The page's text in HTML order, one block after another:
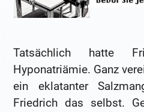
Tatsächlich hatte
Hyponatriämie. Ganz
ein eklatanter
Friedrich das selbst.